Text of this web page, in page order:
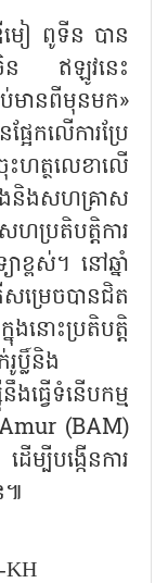
មៀ ពូទីន បាន
ន ឥឡូវនេះ
ប់មានពីមុនមក»
កលើការប្រែ
ហត្ថលេខាលើ
ងនិងសហគ្រាស
រតិបត្តិការ
ាខ្ពស់។ នៅឆ្នាំ
រេចបានជិត
នោះប្រតិបត្តិ
រូប្លិ៍និង
វើទំនើបកម្ម
Amur (BAM)
បីបង្កើនការ
៕
KH